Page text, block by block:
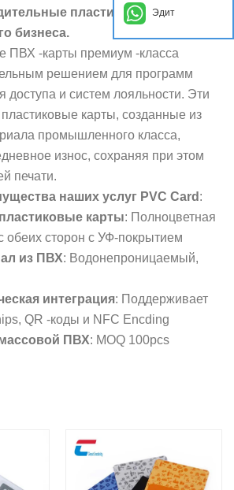
пластиковые ПВХ
бизнеса.
ПВХ -карты премиум -класса
решением для программ
доступа и систем лояльности. Эти
пластиковые карты, созданные из
промышленного класса,
износ, сохраняя при этом
печати.
наших услуг PVC Card :
карты: Полноцветная
обеих сторон с УФ-покрытием
из ПВХ: Водонепроницаемый,
интеграция: Поддерживает
QR -коды и NFC Encding
ПВХ: MOQ 100pcs
Эдит